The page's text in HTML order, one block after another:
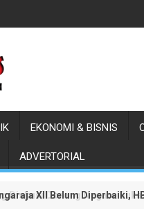
EKONOMI & BISNIS
ADVERTORIAL
XII Belum Diperbaiki,
Diskusi Dorong Negara Buka